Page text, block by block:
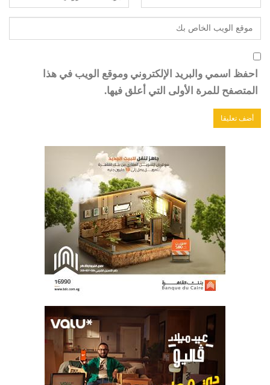
احفظ اسمي والبريد الإلكتروني وموقع الويب في هذا
المتصفح للمرة الأولى التي أعلق فيها.